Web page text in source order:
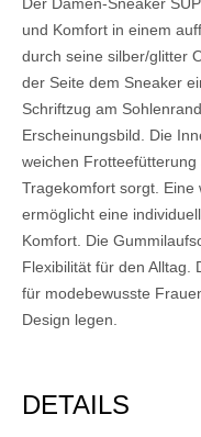
und Komfort in einem
durch seine silber/glitter
der Seite dem Sneaker
Schriftzug am
Erscheinungsbild. Die
weichen
Tragekomfort sorgt. Eine
ermöglicht eine
Komfort. Die
Flexibilität für den Alltag.
für modebewusste
Design legen.
DETAILS